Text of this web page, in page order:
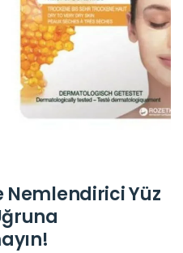
Nemlendirici Yüz